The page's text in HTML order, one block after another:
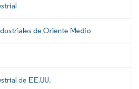
de Oriente Medio
de EE.UU.